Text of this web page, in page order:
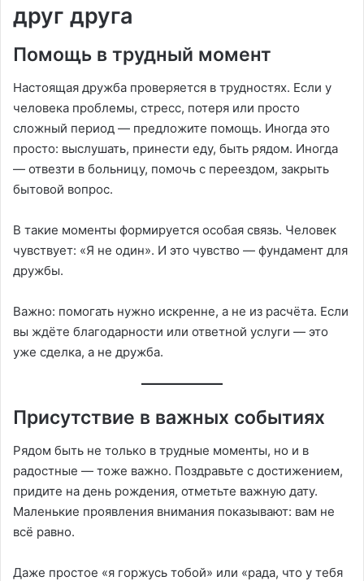
друг друга
Помощь в трудный момент
Настоящая дружба проверяется в трудностях. Если у
человека проблемы, стресс, потеря или просто
сложный период — предложите помощь. Иногда это
просто: выслушать, принести еду, быть рядом. Иногда
— отвезти в больницу, помочь с переездом, закрыть
бытовой вопрос.
В такие моменты формируется особая связь. Человек
чувствует: «Я не один». И это чувство — фундамент для
дружбы.
Важно: помогать нужно искренне, а не из расчёта. Если
вы ждёте благодарности или ответной услуги — это
уже сделка, а не дружба.
Присутствие в важных событиях
Рядом быть не только в трудные моменты, но и в
радостные — тоже важно. Поздравьте с достижением,
придите на день рождения, отметьте важную дату.
Маленькие проявления внимания показывают: вам не
всё равно.
Даже простое «я горжусь тобой» или «рада, что у тебя